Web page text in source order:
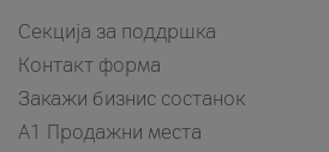
Секција за поддршка
Контакт форма
Закажи бизнис состанок
A1 Продажни места